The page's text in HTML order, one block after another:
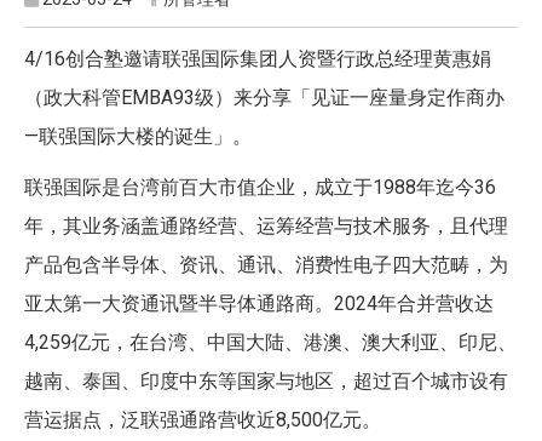
4/16创合塾邀请联强国际集团人资暨行政总经理黄惠娟
（政大科管EMBA93级）来分享「见证一座量身定作商办
—联强国际大楼的诞生」。
联强国际是台湾前百大市值企业，成立于1988年迄今36
年，其业务涵盖通路经营、运筹经营与技术服务，且代理
产品包含半导体、资讯、通讯、消费性电子四大范畴，为
亚太第一大资通讯暨半导体通路商。2024年合并营收达
4,259亿元，在台湾、中国大陆、港澳、澳大利亚、印尼、
越南、泰国、印度中东等国家与地区，超过百个城市设有
营运据点，泛联强通路营收近8,500亿元。